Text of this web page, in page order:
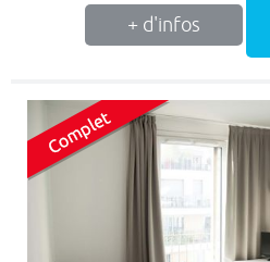
+ d'infos